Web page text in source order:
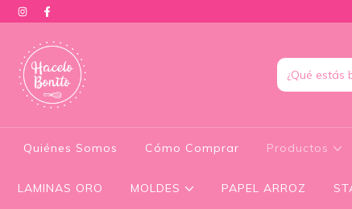
Quiénes Somos Cómo Comprar Productos
LAMINAS ORO MOLDES PAPEL ARROZ